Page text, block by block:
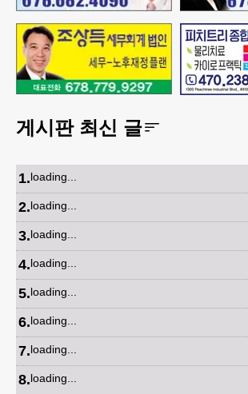
게시판 최신 글
1.loading...
2.loading...
3.loading...
4.loading...
5.loading...
6.loading...
7.loading...
8.loading...